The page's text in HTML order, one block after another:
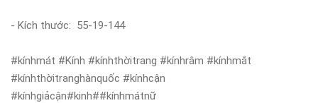
- Kích thước: 55-19-144
#kínhmát #Kính #kínhthờitrang #kínhrâm #kínhmắt
#kínhthờitranghànquốc #kínhcận
#kínhgiảcận#kinh##kínhmátnữ